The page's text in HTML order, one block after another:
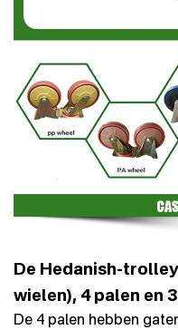
De Hedanish-
wielen), 4 palen en
De 4 palen hebben